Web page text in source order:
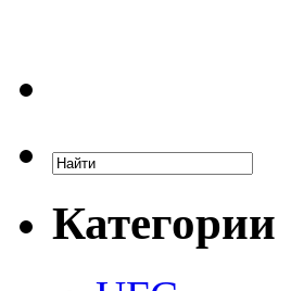
Категории